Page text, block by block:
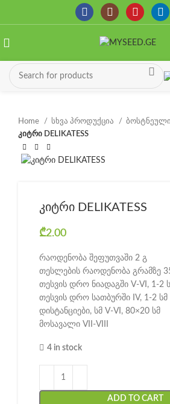
Home სხვა პროდუქცია
კიტრი DELIKATESS
კიტრი DELIKATESS
₾2.00
რაოდენობა შეფუთვაში 2 გ
თესლების რაოდენობა გრამზე
თესვის დრო ნიადაგში V-VI, 1-2
თესვის დრო სათბურში IV, 1-2 სმ
დისტანციები, სმ V-VI, 80×20 სმ
მოსავალი VII-VIII
4 in stock
ADD TO CART